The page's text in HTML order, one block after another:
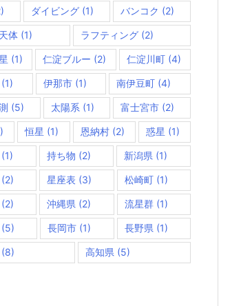
ダイビング (1) バンコク (2)
体 (1) ラフティング(2)
(1) 仁淀ブルー (2) 仁淀川町(4)
(1) 伊那市(1) 南伊豆町 (4)
(5) 太陽系 (1) 富士宮市 (2)
恒星 (1) 恩納村(2) 惑星 (1)
(1) 持ち物 (2) 新潟県 (1)
(2) 星座表 (3) 松崎町 (1)
(2) 沖縄県 (2) 流星群(1)
(5) 長岡市 (1) 長野県 (1)
(8) 高知県 (5)